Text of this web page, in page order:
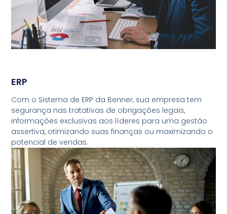
ERP
Com o Sistema de ERP da Benner, sua empresa tem
segurança nas tratativas de obrigações legais,
informações exclusivas aos líderes para uma gestão
assertiva, otimizando suas finanças ou maximizando o
potencial de vendas.